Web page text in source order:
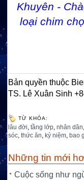
Khuyên -
loại chim
Bản quyền thuộc
TS. Lê Xuân Sinh
TỪ KHÓA:
lâu đời, tầng lớp, nhân dân,
sóc, thức ăn, kỷ niệm, bao
Những tin mới
Cuộc sống như